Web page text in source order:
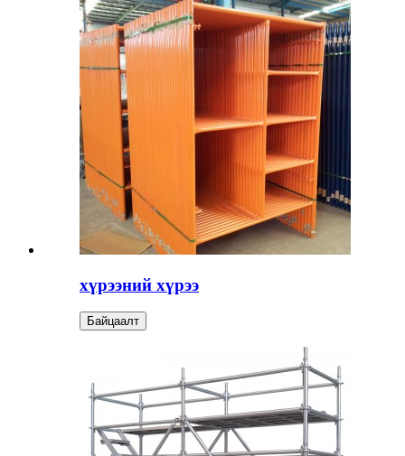
хүрээний хүрээ
Байцаалт